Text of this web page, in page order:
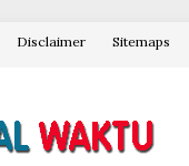
Disclaimer Sitemaps